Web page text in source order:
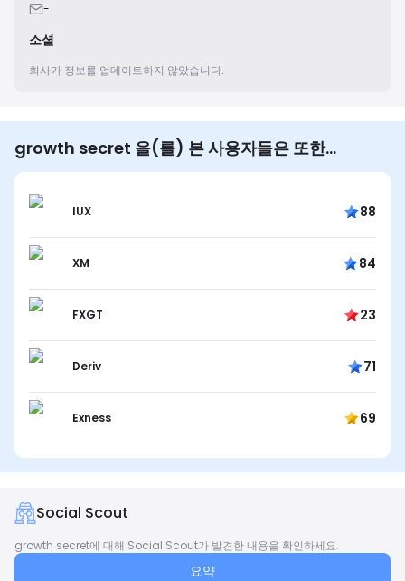
-
소셜
회사가 정보를 업데이트하지 않았습니다.
growth secret 을(를) 본 사용자들은 또한…
IUX 88
XM 84
FXGT 23
Deriv 71
Exness 69
Social Scout
growth secret에 대해 Social Scout가 발견한 내용을 확인하세요.
요약